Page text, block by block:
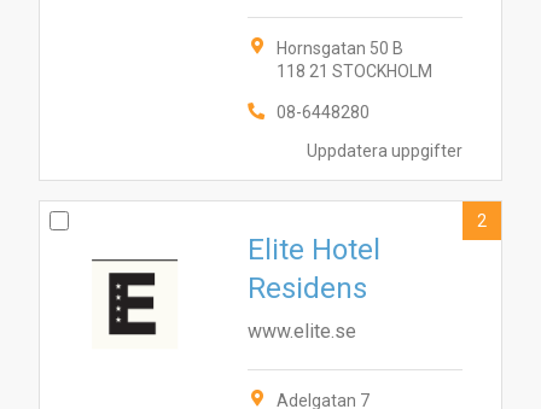
Uppdatera uppgifter
Hornsgatan 50 B
118 21 STOCKHOLM
08-6448280
Elite Hotel
Residens
www.elite.se
Adelgatan 7
2